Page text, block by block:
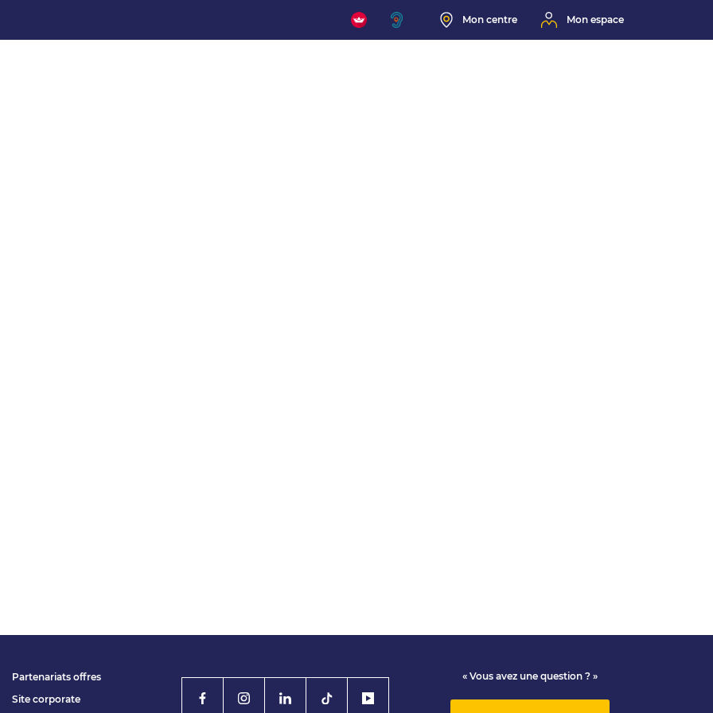
Mon centre Mon espace
Partenariats offres
Site corporate
« Vous avez une question ? »